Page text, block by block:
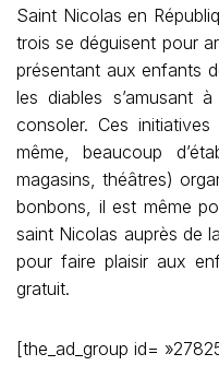
Saint Nicolas en
trois se déguisent pour
présentant aux enfants
les diables s’amusant
consoler. Ces
même, beaucoup
magasins, théâtres)
bonbons, il est même
saint Nicolas auprès de
pour faire plaisir aux
gratuit.
[the_ad_group id=